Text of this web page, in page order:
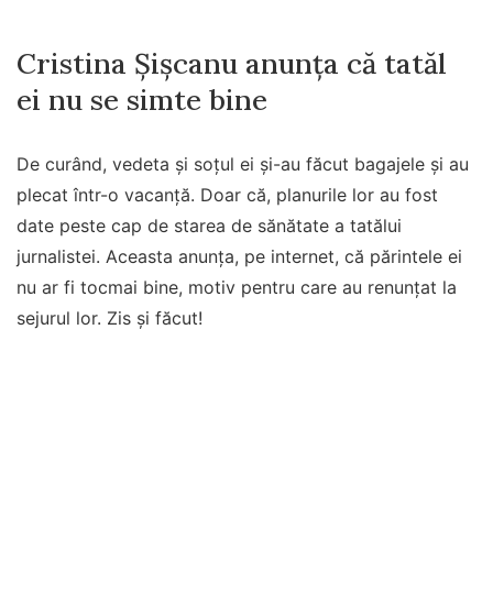
Cristina Șișcanu anunța că tatăl
ei nu se simte bine
De curând, vedeta și soțul ei și-au făcut bagajele și au
plecat într-o vacanță. Doar că, planurile lor au fost
date peste cap de starea de sănătate a tatălui
jurnalistei. Aceasta anunța, pe internet, că părintele ei
nu ar fi tocmai bine, motiv pentru care au renunțat la
sejurul lor. Zis și făcut!